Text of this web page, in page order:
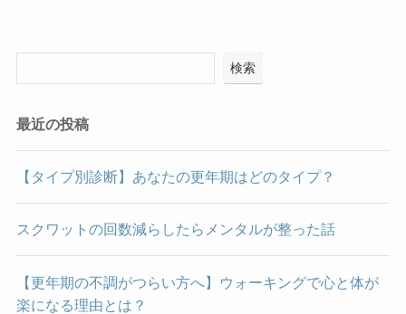
検索
最近の投稿
【タイプ別診断】あなたの更年期はどのタイプ？
スクワットの回数減らしたらメンタルが整った話
【更年期の不調がつらい方へ】ウォーキングで心と体が
楽になる理由とは？